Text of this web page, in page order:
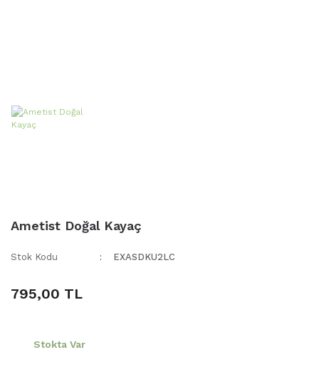
Ametist Doğal Kayaç
Stok Kodu EXASDKU2LC
795,00 TL
Stokta Var